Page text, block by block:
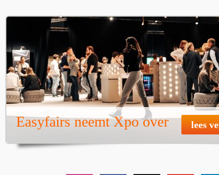
Easyfairs neemt Xpo over lees